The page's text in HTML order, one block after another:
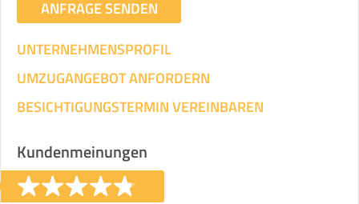
ANFRAGE SENDEN
UNTERNEHMENSPROFIL
UMZUGANGEBOT ANFORDERN
BESICHTIGUNGSTERMIN VEREINBAREN
Kundenmeinungen